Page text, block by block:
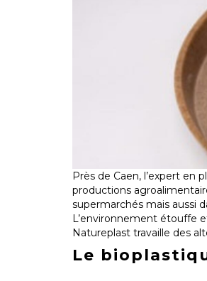
Près de Caen, l’expert en
productions
supermarchés mais aussi
L’environnement étouffe
Natureplast travaille des
Le